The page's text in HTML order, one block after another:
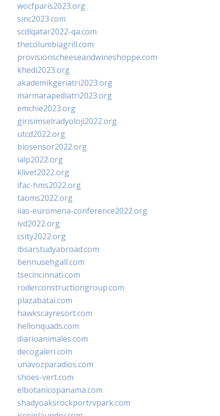
wocfparis2023.org
sinc2023.com
scdlqatar2022-qa.com
thecolumbiagrill.com
provisionscheeseandwineshoppe.com
khedi2023.org
akademikgeriatri2023.org
marmarapediatri2023.org
emchie2023.org
girisimselradyoloji2022.org
utcd2022.org
biosensor2022.org
ialp2022.org
klivet2022.org
ifac-hms2022.org
taoms2022.org
iias-euromena-conference2022.org
ivd2022.org
csity2022.org
ibsarstudyabroad.com
bennusehgall.com
tsecincinnati.com
roderconstructiongroup.com
plazabatai.com
hawkscayresort.com
hellonquads.com
diarioanimales.com
decogaleri.com
unavozparadios.com
shoes-vert.com
elbotanicopanama.com
shadyoaksrockportrvpark.com